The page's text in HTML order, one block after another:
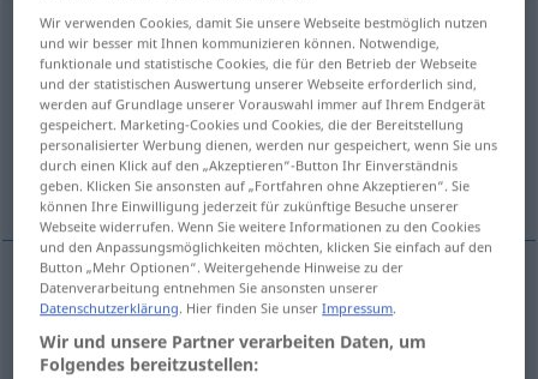
niezawodny
Übersicht aller Übersetzungen
(Für mehr Details die Übersetzung anklicken/antippen)
zuverlässig, sicher, betriebssicher,
einwandfrei
zuverlässig niezawodny
sicher niezawodnypewny
Wir verwenden Cookies, damit Sie unsere Webseite bestmöglich nutzen
und wir besser mit Ihnen kommunizieren können. Notwendige,
funktionale und statistische Cookies, die für den Betrieb der Webseite
und der statistischen Auswertung unserer Webseite erforderlich sind,
werden auf Grundlage unserer Vorauswahl immer auf Ihrem Endgerät
gespeichert. Marketing-Cookies und Cookies, die der Bereitstellung
personalisierter Werbung dienen, werden nur gespeichert, wenn Sie uns
durch einen Klick auf den „Akzeptieren“-Button Ihr Einverständnis
geben. Klicken Sie ansonsten auf „Fortfahren ohne Akzeptieren“. Sie
können Ihre Einwilligung jederzeit für zukünftige Besuche unserer
Webseite widerrufen. Wenn Sie weitere Informationen zu den Cookies
und den Anpassungsmöglichkeiten möchten, klicken Sie einfach auf den
Button „Mehr Optionen“. Weitergehende Hinweise zu der
Datenverarbeitung entnehmen Sie ansonsten unserer
Datenschutzerklärung. Hier finden Sie unserImpressum.
Wir und unsere Partner verarbeiten Daten, um
Folgendes bereitzustellen: